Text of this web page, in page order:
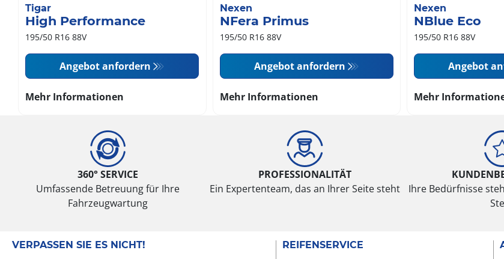
Tigar
High Performance
195/50 R16 88V
Angebot anfordern
Mehr Informationen
Nexen
NFera Primus
195/50 R16 88V
Angebot anfordern
Mehr Informationen
Nexen
NBlue Eco
195/50 R16 88V
Angebot
Mehr
360° SERVICE
Umfassende Betreuung für Ihre
Fahrzeugwartung
PROFESSIONALITÄT
Ein Expertenteam, das an Ihrer Seite steht
Ihre Bedürfnisse
VERPASSEN SIE ES NICHT!
REIFENSERVICE